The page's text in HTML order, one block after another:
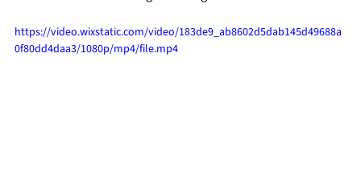
https://video.wixstatic.com/video/183de9_ab8602d5dab145d49688a
0f80dd4daa3/1080p/mp4/file.mp4